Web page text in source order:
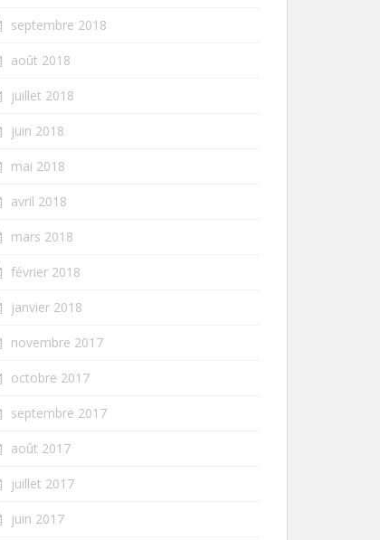
septembre 2018
août 2018
juillet 2018
juin 2018
mai 2018
avril 2018
mars 2018
février 2018
janvier 2018
novembre 2017
octobre 2017
septembre 2017
août 2017
juillet 2017
juin 2017